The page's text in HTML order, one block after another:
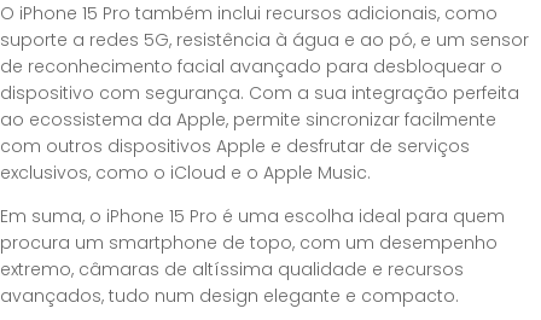
O iPhone 15 Pro também inclui recursos adicionais, como
suporte a redes 5G, resistência à água e ao pó, e um sensor
de reconhecimento facial avançado para desbloquear o
dispositivo com segurança. Com a sua integração perfeita
ao ecossistema da Apple, permite sincronizar facilmente
com outros dispositivos Apple e desfrutar de serviços
exclusivos, como o iCloud e o Apple Music.
Em suma, o iPhone 15 Pro é uma escolha ideal para quem
procura um smartphone de topo, com um desempenho
extremo, câmaras de altíssima qualidade e recursos
avançados, tudo num design elegante e compacto.